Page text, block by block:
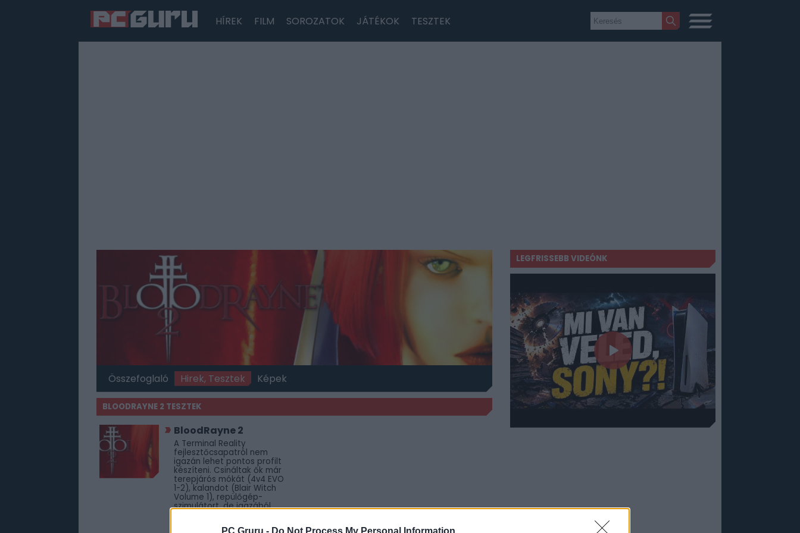
PC Gruru - Do Not Process My Personal Information
HÍREK FILM SOROZATOK JÁTÉKOK TESZTEK
Összefoglaló Hirek, Tesztek Képek
BLOODRAYNE 2 TESZTEK
BloodRayne 2
A Terminal Reality
fejlesztőcsapatról nem
igazán lehet pontos profilt
készíteni. Csináltak ők már
terepjárós mókát (4v4 EVO
1-2), kalandot (Blair Witch
Volume 1), repülőgép-
szimulátort, de igazából
LEGFRISSEBB VIDEÓNK